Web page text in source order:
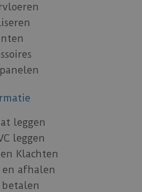
leggen
leggen
Klachten
en afhalen